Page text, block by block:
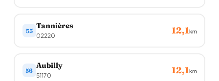
55
Tannières
02220 12,1km
56
Aubilly
51170 12,1km